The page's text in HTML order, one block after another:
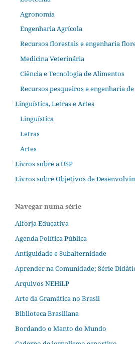
Agronomia
Engenharia Agrícola
Recursos florestais e engenharia
Medicina Veterinária
Ciência e Tecnologia de Alimentos
Recursos pesqueiros e engenharia de
Linguística, Letras e Artes
Linguística
Letras
Artes
Livros sobre a USP
Livros sobre Objetivos de
Navegar numa série
Alforja Educativa
Agenda Política Pública
Antiguidade e Subalternidade
Aprender na Comunidade; Série
Arquivos NEHiLP
Arte da Gramática no Brasil
Biblioteca Brasiliana
Bordando o Manto do Mundo